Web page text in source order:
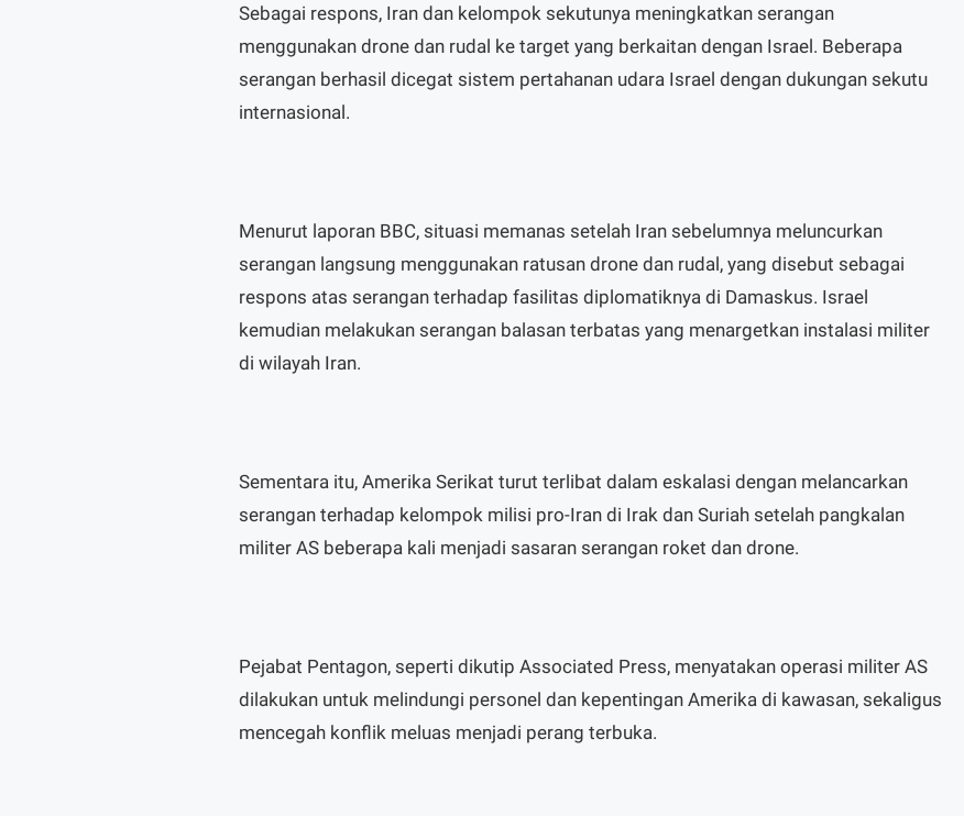
Sebagai respons, Iran dan kelompok sekutunya meningkatkan serangan
menggunakan drone dan rudal ke target yang berkaitan dengan Israel. Beberapa
serangan berhasil dicegat sistem pertahanan udara Israel dengan dukungan sekutu
internasional.
Menurut laporan BBC, situasi memanas setelah Iran sebelumnya meluncurkan
serangan langsung menggunakan ratusan drone dan rudal, yang disebut sebagai
respons atas serangan terhadap fasilitas diplomatiknya di Damaskus. Israel
kemudian melakukan serangan balasan terbatas yang menargetkan instalasi militer
di wilayah Iran.
Sementara itu, Amerika Serikat turut terlibat dalam eskalasi dengan melancarkan
serangan terhadap kelompok milisi pro-Iran di Irak dan Suriah setelah pangkalan
militer AS beberapa kali menjadi sasaran serangan roket dan drone.
Pejabat Pentagon, seperti dikutip Associated Press, menyatakan operasi militer AS
dilakukan untuk melindungi personel dan kepentingan Amerika di kawasan, sekaligus
mencegah konflik meluas menjadi perang terbuka.